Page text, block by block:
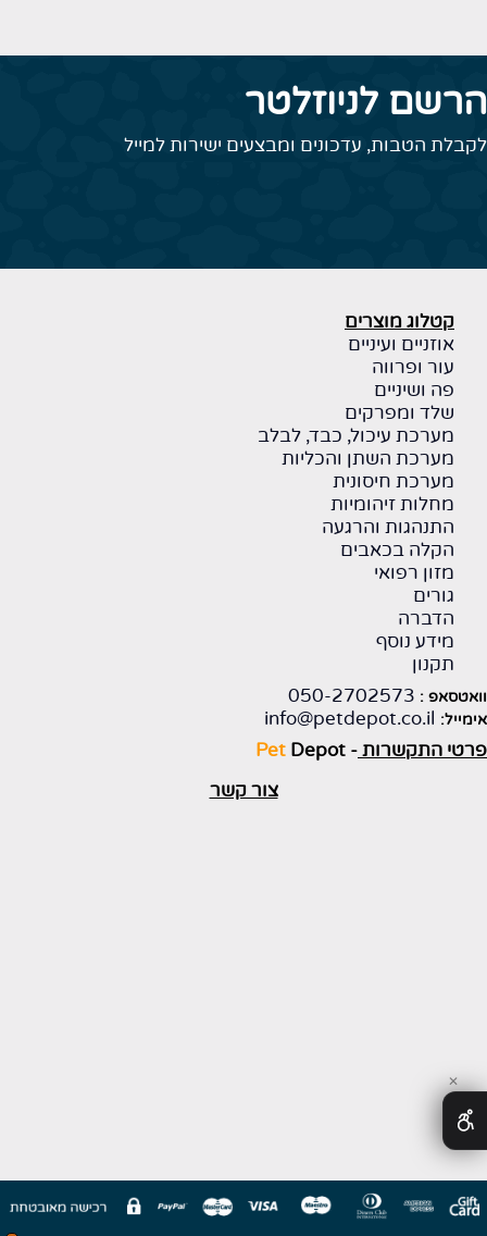
הרשם לניוזלטר
לקבלת הטבות, עדכונים ומבצעים ישירות למייל
קטלוג מוצרים
אוזניים ועיניים
עור ופרווה
פה ושיניים
שלד ומפרקים
מערכת עיכול, כבד, לבלב
מערכת השתן והכליות
מערכת חיסונית
מחלות זיהומיות
התנהגות והרגעה
הקלה בכאבים
מזון רפואי
גורים
הדברה
מידע נוסף
תקנון
וואטסאפ : 050-2702573
אימייל: info@petdepot.co.il
פרטי התקשרות-
Pet Depot
צור קשר
✕